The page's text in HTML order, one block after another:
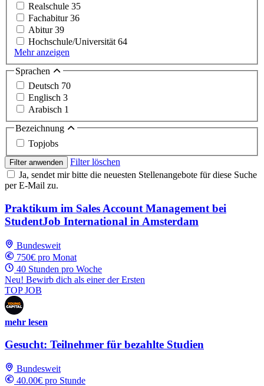
Realschule 35
Fachabitur36
Abitur39
Hochschule/Universität 64
Mehr anzeigen
Sprachen
Deutsch 70
Englisch 3
Arabisch 1
Bezeichnung
Topjobs
Filter anwenden
Filter löschen
Ja, sendet mir bitte die neuesten Stellenangebote für diese Suche
per E-Mail zu.
Praktikum im Sales Account Management bei
StudentJob International in Amsterdam
Bundesweit
750€ pro Monat
40 Stunden pro Woche
Neu! Bewirb dich als einer der Ersten
TOP JOB
mehr lesen
Gesucht: Teilnehmer für bezahlte Studien
Bundesweit
40.00€ pro Stunde